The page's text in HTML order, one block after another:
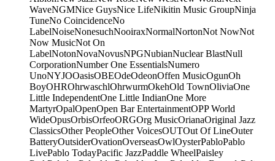
WaveNGMNice GuysNice LifeNikitin Music GroupNinja
TuneNo CoincidenceNo
LabelNoiseNonesuchNooiraxNormalNortonNot NowNot
Now MusicNot On
LabelNotonNovaNovusNPGNubianNuclear BlastNull
CorporationNumber One EssentialsNumero
UnoNYJOOasisOBEOdeOdeonOffen MusicOgunOh
BoyOHROhrwaschlOhrwurmOkehOld TownOliviaOne
Little IndependentOne Little IndianOne More
MartyrOpalOpenOpen Bar EntertainmentOPP World
WideOpusOrbisOrfeoORGOrg MusicOrianaOriginal Jazz
ClassicsOther PeopleOther VoicesOUTOut Of LineOuter
BatteryOutsiderOvationOverseasOwlOysterPabloPablo
LivePablo TodayPacific JazzPaddle WheelPaisley